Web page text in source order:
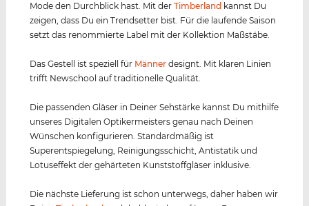
Mode den Durchblick hast. Mit derTimberland kannst Du
zeigen, dass Du ein Trendsetter bist. Für die laufende Saison
setzt das renommierte Label mit der Kollektion Maßstäbe.
Das Gestell ist speziell für Männer designt. Mit klaren Linien
trifft Newschool auf traditionelle Qualität.
Die passenden Gläser in Deiner Sehstärke kannst Du mithilfe
unseres Digitalen Optikermeisters genau nach Deinen
Wünschen konfigurieren. Standardmäßig ist
Superentspiegelung, Reinigungsschicht, Antistatik und
Lotuseffekt der gehärteten Kunststoffgläser inklusive.
Die nächste Lieferung ist schon unterwegs, daher haben wir